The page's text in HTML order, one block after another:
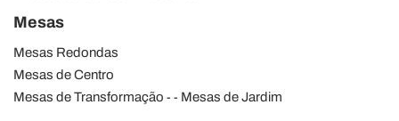
Mesas
Mesas Redondas
Mesas de Centro
Mesas de Transformação
Mesas de Jardim